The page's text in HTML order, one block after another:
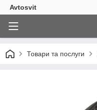
Avtosvit
Товари та послуги